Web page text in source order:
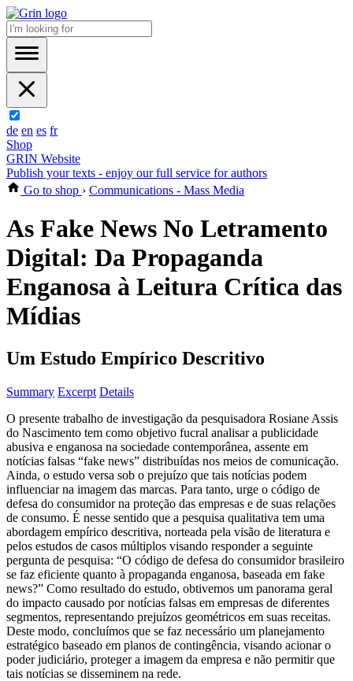
de en es fr
Shop
GRIN Website
Publish your texts - enjoy our full service for authors
Go to shop › Communications - Mass Media
As Fake News No Letramento
Digital: Da Propaganda
Enganosa à Leitura Crítica das
Mídias
Um Estudo Empírico Descritivo
Summary Excerpt Details
O presente trabalho de investigação da pesquisadora Rosiane Assis
do Nascimento tem como objetivo fucral analisar a publicidade
abusiva e enganosa na sociedade contemporânea, assente em
notícias falsas “fake news” distribuídas nos meios de comunicação.
Ainda, o estudo versa sob o prejuízo que tais notícias podem
influenciar na imagem das marcas. Para tanto, urge o código de
defesa do consumidor na proteção das empresas e de suas relações
de consumo. É nesse sentido que a pesquisa qualitativa tem uma
abordagem empírico descritiva, norteada pela visão de literatura e
pelos estudos de casos múltiplos visando responder a seguinte
pergunta de pesquisa: “O código de defesa do consumidor brasileiro
se faz eficiente quanto à propaganda enganosa, baseada em fake
news?” Como resultado do estudo, obtivemos um panorama geral
do impacto causado por notícias falsas em empresas de diferentes
segmentos, representando prejuízos geométricos em suas receitas.
Deste modo, concluímos que se faz necessário um planejamento
estratégico baseado em planos de contingência, visando acionar o
poder judiciário, proteger a imagem da empresa e não permitir que
tais notícias se disseminem na rede.